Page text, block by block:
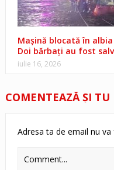
Mașină blocată în
Doi bărbați au fost
iulie 16, 2026
COMENTEAZĂ ŞI TU
Adresa ta de email nu va